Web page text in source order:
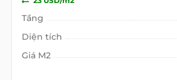
Tầng
Diện tích
Giá M2